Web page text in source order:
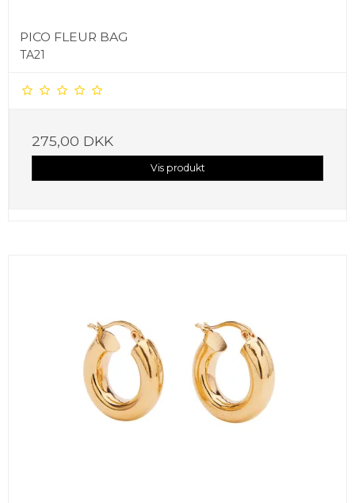
PICO FLEUR BAG
TA21
275,00 DKK
Vis produkt